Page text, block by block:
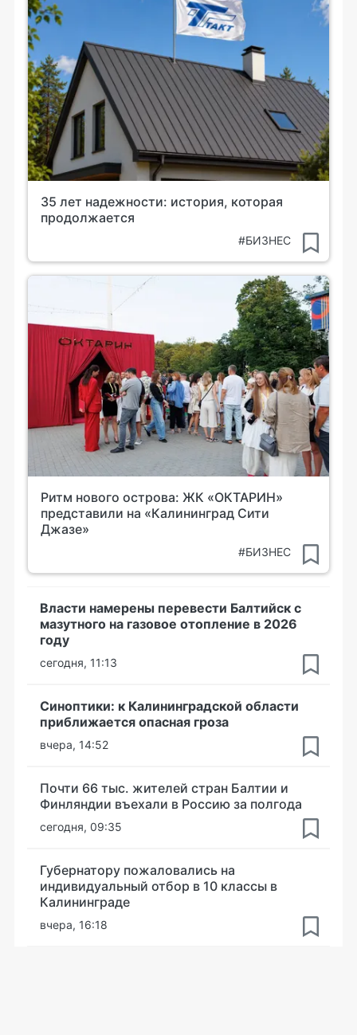
35 лет надежности: история, которая
продолжается
#БИЗНЕС
Ритм нового острова: ЖК «ОКТАРИН»
представили на «Калининград Сити
Джазе»
#БИЗНЕС
Власти намерены перевести Балтийск с
мазутного на газовое отопление в 2026
году
сегодня, 11:13
Синоптики: к Калининградской области
приближается опасная гроза
вчера, 14:52
Почти 66 тыс. жителей стран Балтии и
Финляндии въехали в Россию за полгода
сегодня, 09:35
Губернатору пожаловались на
индивидуальный отбор в 10 классы в
Калининграде
вчера, 16:18